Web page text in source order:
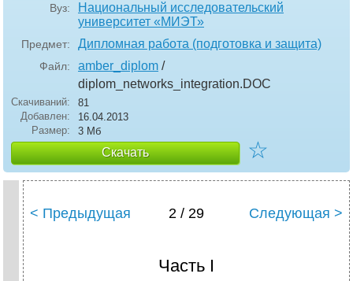
Вуз:
Национальный исследовательский
университет «МИЭТ»
Предмет: Дипломная работа (подготовка и защита)
Файл: amber_diplom /
diplom_networks_integration.DOC
Скачиваний:
81
Добавлен:
16.04.2013
Размер:
3 Мб
Скачать ☆
< Предыдущая 2 / 29 Следующая >
Часть I